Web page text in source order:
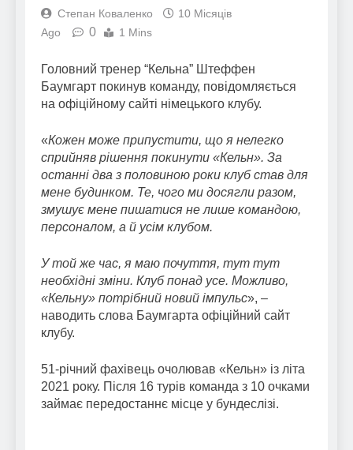
Степан Коваленко
10 Місяців
Ago
0 1 Mins
Головний тренер “Кельна” Штеффен
Баумгарт покинув команду, повідомляється
на офіційному сайті німецького клубу.
«Кожен може припустити, що я нелегко
сприйняв рішення покинути «Кельн». За
останні два з половиною роки клуб став для
мене будинком. Те, чого ми досягли разом,
змушує мене пишатися не лише командою,
персоналом, а й усім клубом.
У той же час, я маю почуття, тут тут
необхідні зміни. Клуб понад усе. Можливо,
«Кельну» потрібний новий імпульс», –
наводить слова Баумгарта офіційний сайт
клубу.
51-річний фахівець очолював «Кельн» із літа
2021 року. Після 16 турів команда з 10 очками
займає передостаннє місце у бундеслізі.